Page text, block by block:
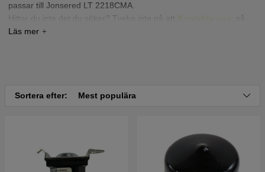
passar till Jonsered LT 2218CMA.
Hittar du inte det du söker? Tveka inte på att Kontakta oss
så
hjälper vi dig!
Tryck här för sprängskiss och reservdelslista till
Jonsered LT 2218 CMA 2010-02 (96061021900)
Jonsered LT 2218 CMA 2010-02 (96061021901)
Sortera efter: Mest populära